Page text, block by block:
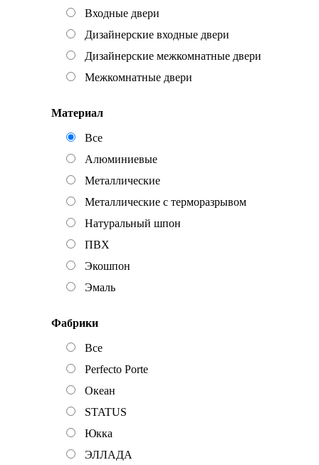
Входные двери
Дизайнерские входные двери
Дизайнерские межкомнатные двери
Межкомнатные двери
Материал
Все
Алюминиевые
Металлические
Металлические с терморазрывом
Натуральный шпон
ПВХ
Экошпон
Эмаль
Фабрики
Все
Perfecto Porte
Океан
STATUS
Юкка
ЭЛЛАДА